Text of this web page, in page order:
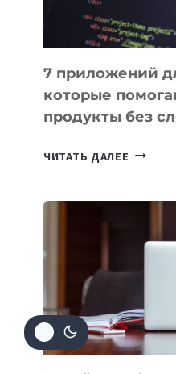
7 приложений
которые
продукты без
ЧИТАТЬ ДАЛЕЕ
БЕЗ
КОДА